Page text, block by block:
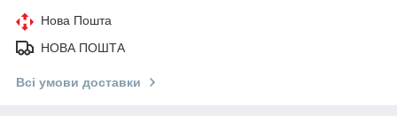
Нова Пошта
НОВА ПОШТА
Всі умови доставки